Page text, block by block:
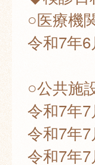
○医療機
令和7年
○公共施
令和7年
令和7年
令和7年